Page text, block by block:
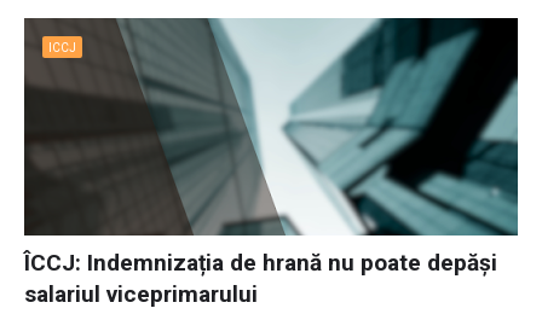
ICCJ
ÎCCJ: Indemnizația de hrană nu poate depăși
salariul viceprimarului